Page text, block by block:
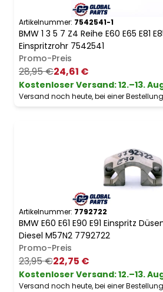
Artikelnummer: 7542541-1
BMW 1 3 5 7 Z4 Reihe E60 E65 E81
Einspritzrohr 7542541
Promo-Preis
28,95 €24,61 €
Kostenloser Versand:12.–13.
Versand noch heute, bei einer Bestellung
Artikelnummer: 7792722
BMW E60 E61 E90 E91 Einspritz
Diesel M57N2 7792722
Promo-Preis
23,95 €22,75 €
Kostenloser Versand:12.–13.
Versand noch heute, bei einer Bestellung